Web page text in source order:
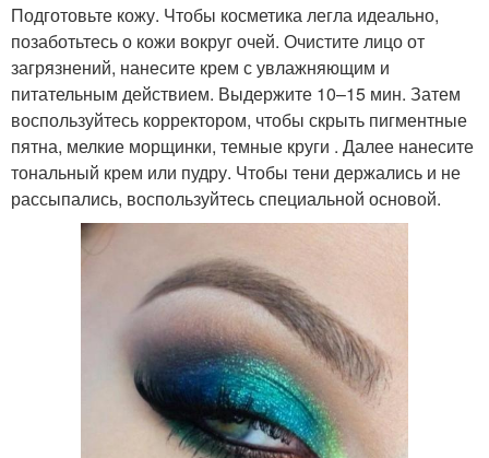
Подготовьте кожу. Чтобы косметика легла идеально,
позаботьтесь о кожи вокруг очей. Очистите лицо от
загрязнений, нанесите крем с увлажняющим и
питательным действием. Выдержите 10–15 мин. Затем
воспользуйтесь корректором, чтобы скрыть пигментные
пятна, мелкие морщинки, темные круги . Далее нанесите
тональный крем или пудру. Чтобы тени держались и не
рассыпались, воспользуйтесь специальной основой.